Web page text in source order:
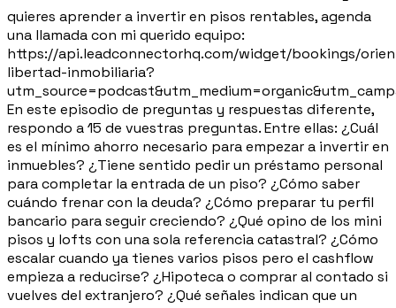
quieres aprender a invertir en pisos rentables, agenda
una llamada con mi querido equipo:
https://api.leadconnectorhq.com/widget/bookings/
libertad-inmobiliaria?
En este episodio de preguntas y respuestas diferente,
respondo a 15 de vuestras preguntas. Entre ellas: ¿Cuál
es el mínimo ahorro necesario para empezar a invertir en
inmuebles? ¿Tiene sentido pedir un préstamo personal
para completar la entrada de un piso? ¿Cómo saber
cuándo frenar con la deuda? ¿Cómo preparar tu perfil
bancario para seguir creciendo? ¿Qué opino de los mini
pisos y lofts con una sola referencia catastral? ¿Cómo
escalar cuando ya tienes varios pisos pero el cashflow
empieza a reducirse? ¿Hipoteca o comprar al contado si
vuelves del extranjero? ¿Qué señales indican que un